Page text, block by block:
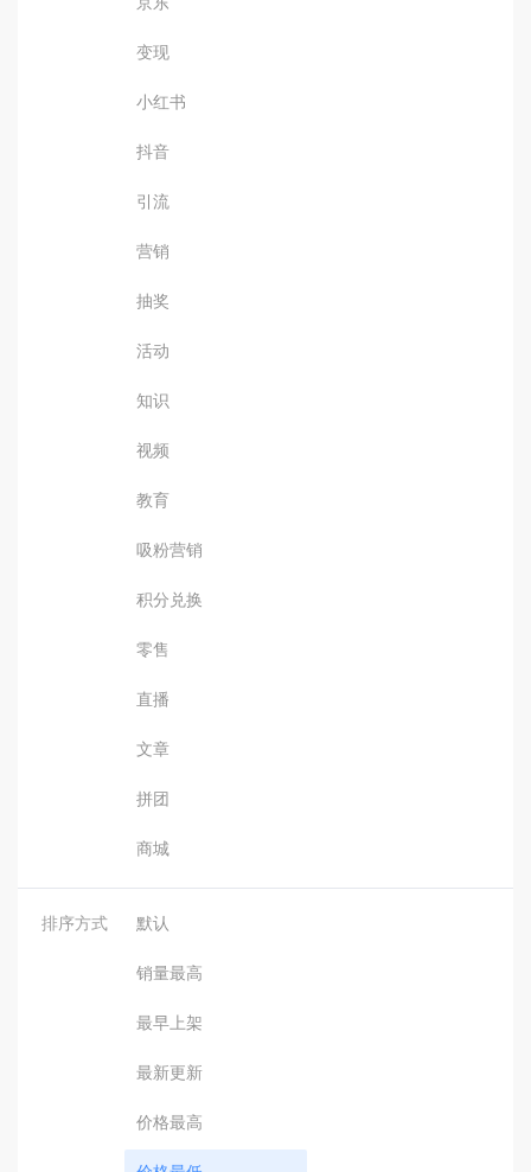
变现
小红书
抖音
引流
营销
抽奖
活动
知识
视频
教育
吸粉营销
积分兑换
零售
直播
文章
拼团
商城
排序方式 默认
销量最高
最早上架
最新更新
价格最高